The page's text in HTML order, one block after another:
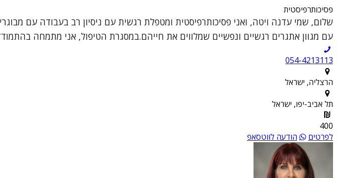
פסיכותרפיסטית
שלום, שמי עדנה ויטה, ואני פסיכותרפיסטית ומטפלת רגשית עם ניסיון רב בעבודה עם
עם מגוון אתגרים רגשיים ונפשיים שמלווים את חייהם.במסגרת הטיפול, אני מתמחה
054-4213113
הרצליה, ישראל
תל אביב-יפו, ישראל
400
לפרטים
הודעה לווטסאפ